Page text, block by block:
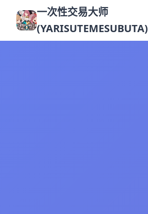
一次性交易大师
(YARISUTEMESUBUTA)